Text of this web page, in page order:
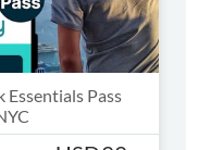
Essentials Pass